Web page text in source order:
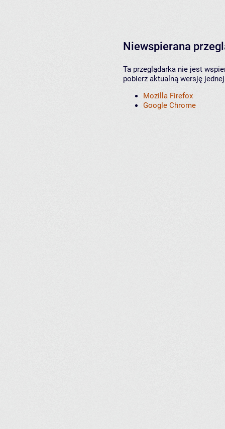
Niewspierana
Ta przeglądarka nie jest
pobierz aktualną wersję
Mozilla Firefox
Google Chrome